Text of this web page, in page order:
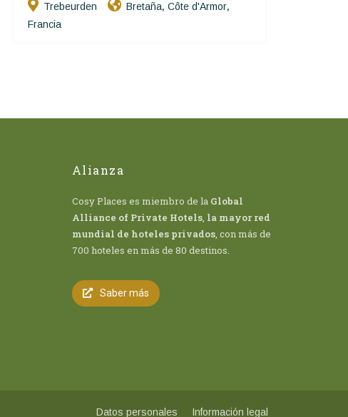
Hôtels De Charme & De Caractère
Trebeurden Bretaña,Côte d'Armor,
Francia
Alianza
Cosy Places es miembro de la Global
Alliance of Private Hotels, la mayor red
mundial de hoteles privados, con más de
700 hoteles en más de 80 destinos.
Saber más
Datos personales Información legal